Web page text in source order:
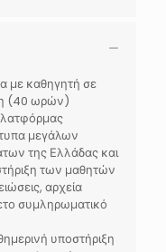
με καθηγητή σε
(40 ωρών)
μεγάλων
της Ελλάδας και
των μαθητών
αρχεία
συμληρωματικό
υποστήριξη